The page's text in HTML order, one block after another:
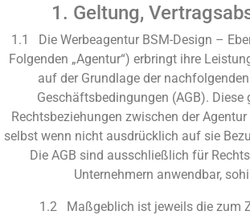
1. Geltung,
1.1 Die Werbeagentur BSM-Design –
Folgenden „Agentur“) erbringt ihre
auf der Grundlage der
Geschäftsbedingungen (AGB). Diese
Rechtsbeziehungen zwischen der
selbst wenn nicht ausdrücklich auf sie
Die AGB sind ausschließlich für
Unternehmern anwendbar,
1.2 Maßgeblich ist jeweils die zum